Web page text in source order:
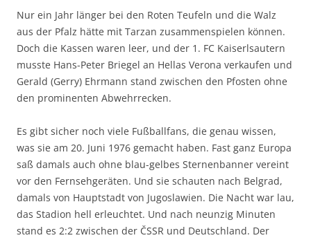
Nur ein Jahr länger bei den Roten Teufeln und die Walz
aus der Pfalz hätte mit Tarzan zusammenspielen können.
Doch die Kassen waren leer, und der 1. FC Kaiserlsautern
musste Hans-Peter Briegel an Hellas Verona verkaufen und
Gerald (Gerry) Ehrmann stand zwischen den Pfosten ohne
den prominenten Abwehrrecken.
Es gibt sicher noch viele Fußballfans, die genau wissen,
was sie am 20. Juni 1976 gemacht haben. Fast ganz Europa
saß damals auch ohne blau-gelbes Sternenbanner vereint
vor den Fernsehgeräten. Und sie schauten nach Belgrad,
damals von Hauptstadt von Jugoslawien. Die Nacht war lau,
das Stadion hell erleuchtet. Und nach neunzig Minuten
stand es 2:2 zwischen der ČSSR und Deutschland. Der